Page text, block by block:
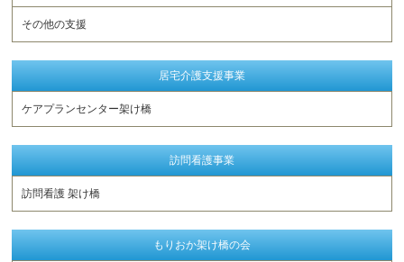
その他の支援
居宅介護支援事業
ケアプランセンター架け橋
訪問看護事業
訪問看護 架け橋
もりおか架け橋の会